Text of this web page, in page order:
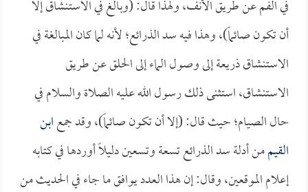
في الفم عن طريق الأنف، ولهذا قال: (وبالغ في الاستنشاق إلا
أن تكون صائماً)، وهذا فيه سد الذرائع؛ لأنه لما كان المبالغة في
الاستنشاق ذريعة إلى وصول الماء إلى الحلق عن طريق
الاستنشاق، استثنى ذلك رسول الله عليه الصلاة والسلام في
حال الصيام؛ حيث قال: (إلا أن تكون صائماً)، وقد جمعابن
القيممن أدلة سد الذرائع تسعة وتسعين دليلاً أوردها في كتابه
إعلام الموقعين، وقال: إن هذا العدد يوافق ما جاء في الحديث من